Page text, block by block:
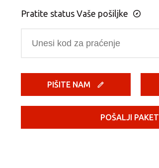
Pratite status Vaše pošiljke
PIŠITE NAM
POŠALJI PAKET